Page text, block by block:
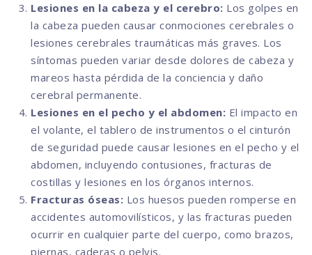
Lesiones en la cabeza y el cerebro: Los golpes en
la cabeza pueden causar conmociones cerebrales o
lesiones cerebrales traumáticas más graves. Los
síntomas pueden variar desde dolores de cabeza y
mareos hasta pérdida de la conciencia y daño
cerebral permanente.
Lesiones en el pecho y el abdomen: El impacto en
el volante, el tablero de instrumentos o el cinturón
de seguridad puede causar lesiones en el pecho y el
abdomen, incluyendo contusiones, fracturas de
costillas y lesiones en los órganos internos.
Fracturas óseas: Los huesos pueden romperse en
accidentes automovilísticos, y las fracturas pueden
ocurrir en cualquier parte del cuerpo, como brazos,
piernas, caderas o pelvis.